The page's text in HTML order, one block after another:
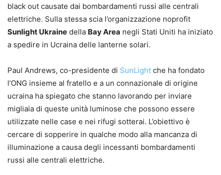
black out causate dai bombardamenti russi alle centrali
elettriche. Sulla stessa scia l’organizzazione noprofit
Sunlight Ukraine della Bay Area negli Stati Uniti ha iniziato
a spedire in Ucraina delle lanterne solari.
Paul Andrews, co-presidente di SunLight che ha fondato
l’ONG insieme al fratello e a un connazionale di origine
ucraina ha spiegato che stanno lavorando per inviare
migliaia di queste unità luminose che possono essere
utilizzate nelle case e nei rifugi sotterai. L’obiettivo è
cercare di sopperire in qualche modo alla mancanza di
illuminazione a causa degli incessanti bombardamenti
russi alle centrali elettriche.